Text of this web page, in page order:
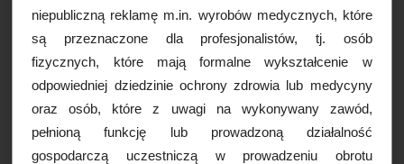
Paczkomaty 16,99 zł brutto
Kurier Inpost 19,99 zł brutto
Kurier Inpost pobraniowy 24,99 zł brutto
Kurier GLS
Drukuj
WIĘCEJ INFORMACJI
niepubliczną reklamę m.in. wyrobów medycznych, które
są przeznaczone dla profesjonalistów, tj. osób
fizycznych, które mają formalne wykształcenie w
odpowiedniej dziedzinie ochrony zdrowia lub medycyny
oraz osób, które z uwagi na wykonywany zawód,
pełnioną funkcję lub prowadzoną działalność
gospodarczą uczestniczą w prowadzeniu obrotu